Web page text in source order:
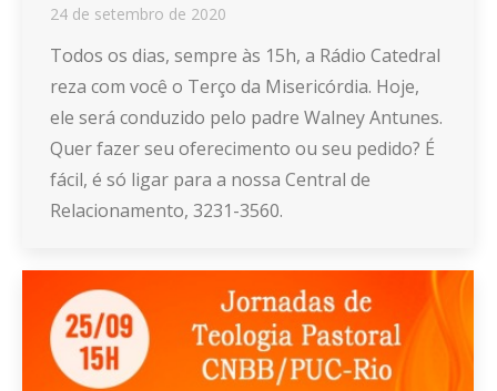
24 de setembro de 2020
Todos os dias, sempre às 15h, a Rádio Catedral
reza com você o Terço da Misericórdia. Hoje,
ele será conduzido pelo padre Walney Antunes.
Quer fazer seu oferecimento ou seu pedido? É
fácil, é só ligar para a nossa Central de
Relacionamento, 3231-3560.